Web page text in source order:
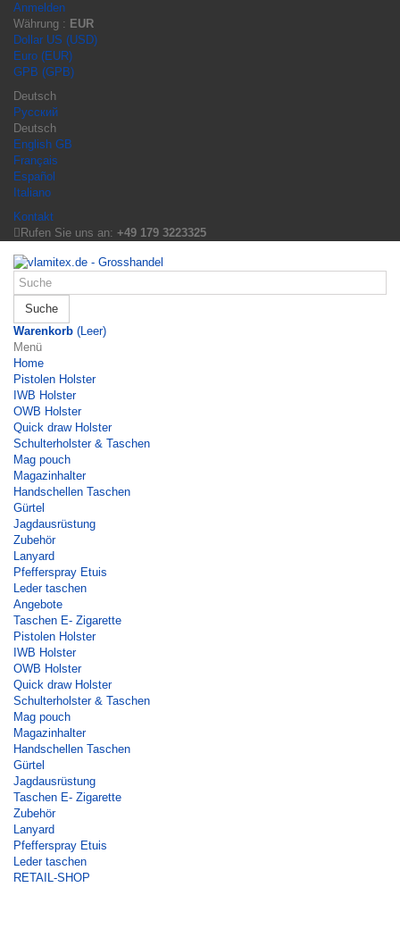
Anmelden
Währung : EUR
Dollar US (USD)
Euro (EUR)
GPB (GPB)
Deutsch
Русский
Deutsch
English GB
Français
Español
Italiano
Kontakt
Rufen Sie uns an: +49 179 3223325
Suche
Warenkorb (Leer)
Menü
Home
Pistolen Holster
IWB Holster
OWB Holster
Quick draw Holster
Schulterholster & Taschen
Mag pouch
Magazinhalter
Handschellen Taschen
Gürtel
Jagdausrüstung
Zubehör
Lanyard
Pfefferspray Etuis
Leder taschen
Angebote
Taschen E- Zigarette
Pistolen Holster
IWB Holster
OWB Holster
Quick draw Holster
Schulterholster & Taschen
Mag pouch
Magazinhalter
Handschellen Taschen
Gürtel
Jagdausrüstung
Taschen E- Zigarette
Zubehör
Lanyard
Pfefferspray Etuis
Leder taschen
RETAIL-SHOP